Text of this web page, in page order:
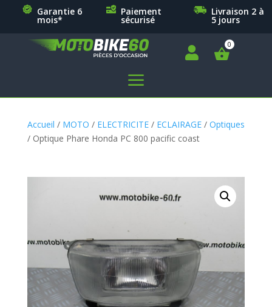
Garantie 6
mois*
Paiement
sécurisé
Livraison 2 à
5 jours

a
Accueil / MOTO / ELECTRICITE/ ECLAIRAGE/ Optiques
/ Optique Phare Honda PC 800 pacific coast